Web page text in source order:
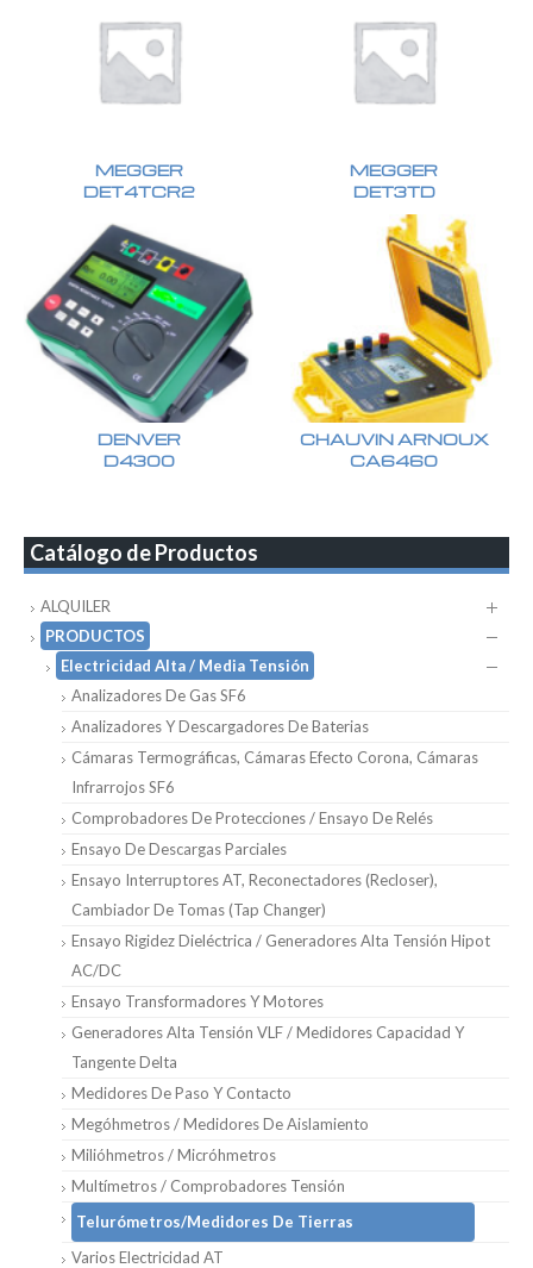
MEGGER
DET4TCR2
MEGGER
DET3TD
DENVER
D4300
CHAUVIN ARNOUX
CA6460
Catálogo de Productos
ALQUILER
PRODUCTOS
Electricidad Alta / Media Tensión
Analizadores De Gas SF6
Analizadores Y Descargadores De Baterias
Cámaras Termográficas, Cámaras Efecto Corona, Cámaras
Infrarrojos SF6
Comprobadores De Protecciones / Ensayo De Relés
Ensayo De Descargas Parciales
Ensayo Interruptores AT, Reconectadores (Recloser),
Cambiador De Tomas (Tap Changer)
Ensayo Rigidez Dieléctrica / Generadores Alta Tensión Hipot
AC/DC
Ensayo Transformadores Y Motores
Generadores Alta Tensión VLF / Medidores Capacidad Y
Tangente Delta
Medidores De Paso Y Contacto
Megóhmetros / Medidores De Aislamiento
Milióhmetros / Micróhmetros
Multímetros / Comprobadores Tensión
Telurómetros/medidores De Tierras
Varios Electricidad AT